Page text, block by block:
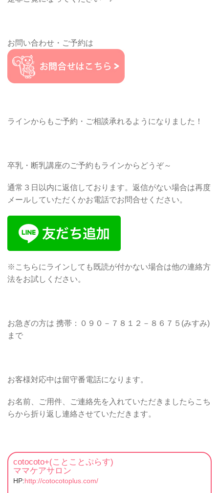
お問い合わせ・ご予約は
ラインからもご予約・ご相談承れるようになりました！
卒乳・断乳講座のご予約もラインからどうぞ～
通常３日以内に返信しております。返信がない場合は再度
メールしていただくかお電話でお問合せください。
※こちらにラインしても既読が付かない場合は他の連絡方
法をお試しください。
お急ぎの方は 携帯：０９０－７８１２－８６７５(みすみ)
まで
お客様対応中は留守番電話になります。
お名前、ご用件、ご連絡先を入れていただきましたらこち
らから折り返し連絡させていただきます。
cotocoto+(ことことぷらす)
ママケアサロン
HP:http://cotocotoplus.com/